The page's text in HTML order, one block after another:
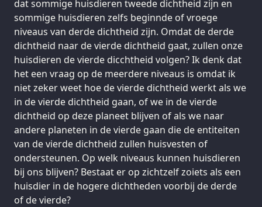
dat sommige huisdieren tweede dichtheid zijn en
sommige huisdieren zelfs beginnde of vroege
niveaus van derde dichtheid zijn. Omdat de derde
dichtheid naar de vierde dichtheid gaat, zullen onze
huisdieren de vierde dicchtheid volgen? Ik denk dat
het een vraag op de meerdere niveaus is omdat ik
niet zeker weet hoe de vierde dichtheid werkt als we
in de vierde dichtheid gaan, of we in de vierde
dichtheid op deze planeet blijven of als we naar
andere planeten in de vierde gaan die de entiteiten
van de vierde dichtheid zullen huisvesten of
ondersteunen. Op welk niveaus kunnen huisdieren
bij ons blijven? Bestaat er op zichtzelf zoiets als een
huisdier in de hogere dichtheden voorbij de derde
of de vierde?